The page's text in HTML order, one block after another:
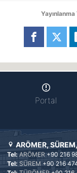
Yayınlanma
Portal
ARÖMER,
Tel:ARÖMER+90 216
Tel:SÜREM+90 216